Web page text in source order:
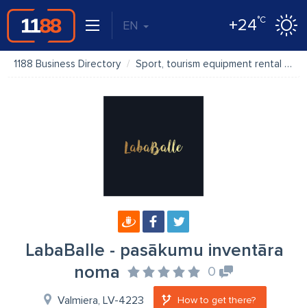
EN +24°C
1188 Business Directory Sport, tourism equipment rental
LabaBalle - pasākumu inventāra
noma
0
Valmiera, LV-4223 How to get there?